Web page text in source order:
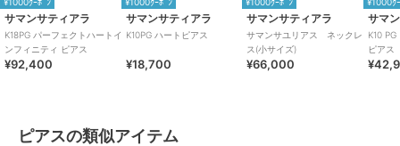
サマンサティアラ
K18PG パーフェクトハートイ
ンフィニティ ピアス
¥92,400
サマンサティアラ
K10PG ハートピアス
¥18,700
サマンサティアラ
サマンサユリアス ネックレ
ス(小サイズ)
¥66,000
サマ
K10
ピアス
ピアスの類似アイテム